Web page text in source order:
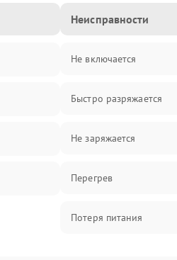
Неисправности
Не включается
Быстро разряжается
Не заряжается
Перегрев
Потеря питания